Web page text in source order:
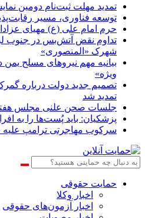
تمدید مهلت ثبت‌نام دومین نمایشگاه «فر
توسعه فناوری، مسیر
حرم امام علی (ع) مهیای
تداوم نقض آتش‌بس در جنوب
شهرک «المنصوری»
بیانیه مهم نیروهای مسلح
ویژه»
تصمیم جدید دولت درباره
تمدید شد
جلسات صحن علنی مجلس هفته
پزشکیان: باید پُست‌ها را به
سرکوب مهاجرتی ترامپ علیه
حمایت حقوقی
اخبار وکلا
اخبار آزمون‌های حقوقی